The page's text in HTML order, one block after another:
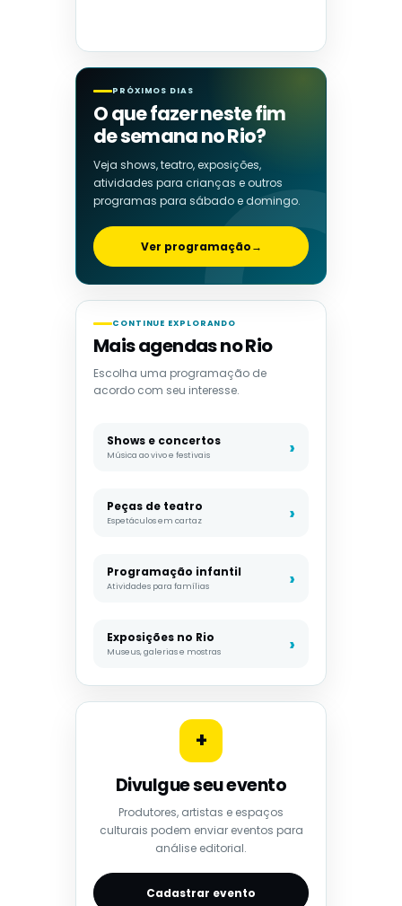
PRÓXIMOS DIAS
O que fazer neste fim
de semana no Rio?
Veja shows, teatro, exposições,
atividades para crianças e outros
programas para sábado e domingo.
Ver programação→
CONTINUE EXPLORANDO
Mais agendas no Rio
Escolha uma programação de
acordo com seu interesse.
Shows e concertos
Música ao vivo e festivais
Peças de teatro
Espetáculos em cartaz
Programação infantil
Atividades para famílias
Exposições no Rio
Museus, galerias e mostras
+
Divulgue seu evento
Produtores, artistas e espaços
culturais podem enviar eventos para
análise editorial.
Cadastrar evento